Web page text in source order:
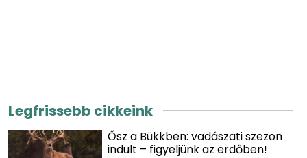
Legfrissebb cikkeink
Ősz a Bükkben: vadászati szezon
indult – figyeljünk az erdőben!